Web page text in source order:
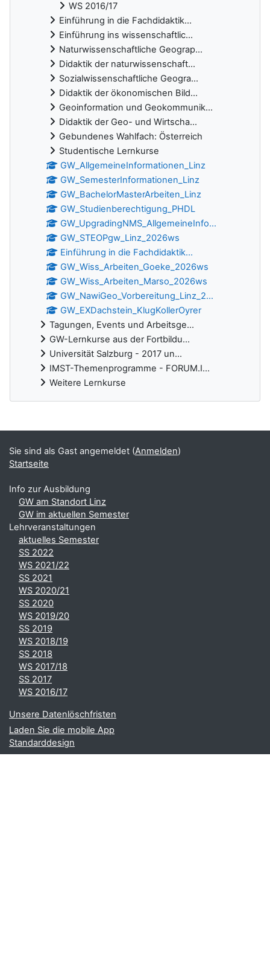
WS 2016/17
Einführung in die Fachdidaktik...
Einführung ins wissenschaftlic...
Naturwissenschaftliche Geograp...
Didaktik der naturwissenschaft...
Sozialwissenschaftliche Geogra...
Didaktik der ökonomischen Bild...
Geoinformation und Geokommunik...
Didaktik der Geo- und Wirtscha...
Gebundenes Wahlfach: Österreich
Studentische Lernkurse
GW_AllgemeineInformationen_Linz
GW_SemesterInformationen_Linz
GW_BachelorMasterArbeiten_Linz
GW_Studienberechtigung_PHDL
GW_UpgradingNMS_AllgemeineInfo...
GW_STEOPgw_Linz_2026ws
Einführung in die Fachdidaktik...
GW_Wiss_Arbeiten_Goeke_2026ws
GW_Wiss_Arbeiten_Marso_2026ws
GW_NawiGeo_Vorbereitung_Linz_2...
GW_EXDachstein_KlugKollerOyrer
Tagungen, Events und Arbeitsge...
GW-Lernkurse aus der Fortbildu...
Universität Salzburg - 2017 un...
IMST-Themenprogramme - FORUM.I...
Weitere Lernkurse
Ergänzungsblöcke
Sie sind als Gast angemeldet (Anmelden)
Startseite
Info zur Ausbildung
GW am Standort Linz
GW im aktuellen Semester
Lehrveranstaltungen
aktuelles Semester
SS 2022
WS 2021/22
SS 2021
WS 2020/21
SS 2020
WS 2019/20
SS 2019
WS 2018/19
SS 2018
WS 2017/18
SS 2017
WS 2016/17
Unsere Datenlöschfristen
Laden Sie die mobile App
Standarddesign